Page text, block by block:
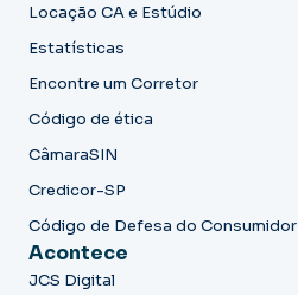
Locação CA e Estúdio
Estatísticas
Encontre um Corretor
Código de ética
CâmaraSIN
Credicor-SP
Código de Defesa do Consumidor
Acontece
JCS Digital